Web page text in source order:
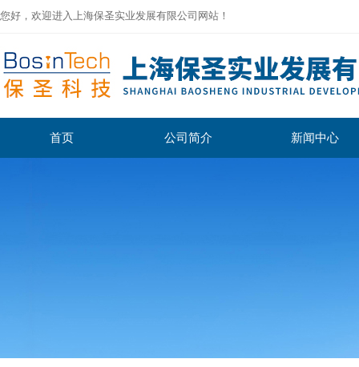
您好，欢迎进入上海保圣实业发展有限公司网站！
首页 公司简介 新闻中心